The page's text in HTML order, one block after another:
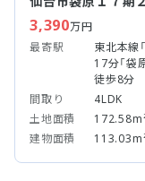
3,390万円
最寄駅
東北本線
17分「袋
徒歩8分
間取り
4LDK
土地面積
建物面積